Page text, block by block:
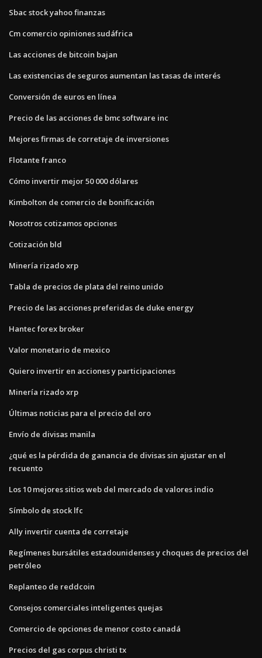
Sbac stock yahoo finanzas
Cm comercio opiniones sudáfrica
Las acciones de bitcoin bajan
Las existencias de seguros aumentan las tasas de interés
Conversión de euros en línea
Precio de las acciones de bmc software inc
Mejores firmas de corretaje de inversiones
Flotante franco
Cómo invertir mejor 50 000 dólares
Kimbolton de comercio de bonificación
Nosotros cotizamos opciones
Cotización bld
Minería rizado xrp
Tabla de precios de plata del reino unido
Precio de las acciones preferidas de duke energy
Hantec forex broker
Valor monetario de mexico
Quiero invertir en acciones y participaciones
Minería rizado xrp
Últimas noticias para el precio del oro
Envío de divisas manila
¿qué es la pérdida de ganancia de divisas sin ajustar en el
recuento
Los 10 mejores sitios web del mercado de valores indio
Símbolo de stock lfc
Ally invertir cuenta de corretaje
Regímenes bursátiles estadounidenses y choques de precios del
petróleo
Replanteo de reddcoin
Consejos comerciales inteligentes quejas
Comercio de opciones de menor costo canadá
Precios del gas corpus christi tx